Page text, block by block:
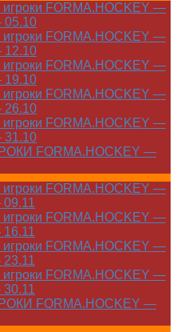
FORMA.HOCKEY —
FORMA.HOCKEY —
FORMA.HOCKEY —
19.10
FORMA.HOCKEY —
26.10
FORMA.HOCKEY —
31.10
FORMA.HOCKEY —
FORMA.HOCKEY —
FORMA.HOCKEY —
FORMA.HOCKEY —
FORMA.HOCKEY —
FORMA.HOCKEY —